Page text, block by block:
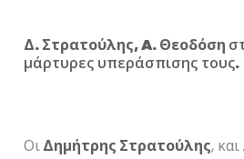
Δ. Στρατούλης,A. Θεοδόση
μάρτυρες υπεράσπισης τους.
ΟιΔημήτρης Στρατούλης, και